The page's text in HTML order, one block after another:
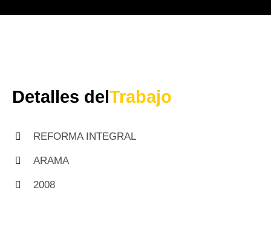
Detalles del Trabajo
REFORMA INTEGRAL
ARAMA
2008